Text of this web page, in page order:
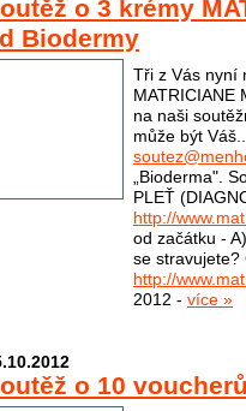
o 3 krémy
Biodermy
Tři z Vás nyní
MATRICIANE
na naši
může být
„Bioderma".
PLEŤ
http://
od začátku -
se stravujete?
http://
2012 - více »
o 10